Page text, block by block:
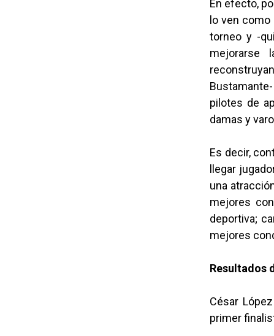
En efecto,
lo ven
torneo y -
mejorarse
pilotes de
damas y
Es decir,
llegar
una
mejores
deportiva;
mejores
Resultados
César
primer